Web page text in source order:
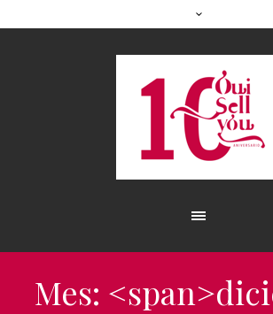
Mes: